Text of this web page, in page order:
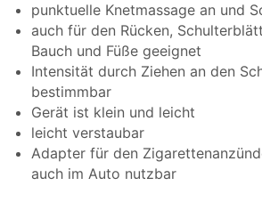
punktuelle Knetmassage an und
auch für den Rücken,
Bauch und Füße geeignet
Intensität durch Ziehen an den
bestimmbar
Gerät ist klein und leicht
leicht verstaubar
Adapter für den
auch im Auto nutzbar